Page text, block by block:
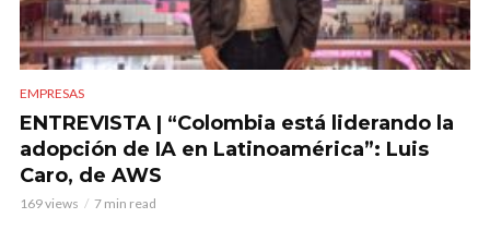
EMPRESAS
ENTREVISTA | “Colombia está liderando la
adopción de IA en Latinoamérica”: Luis
Caro, de AWS
169 views 7 min read